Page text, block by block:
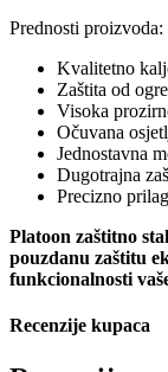
Prednosti proizvoda:
Kvalitetno
Zaštita od
Visoka
Očuvana
Jednostavna
Dugotrajna
Precizno
Platoon zaštitno
pouzdanu zaštitu
funkcionalnosti
Recenzije kupaca